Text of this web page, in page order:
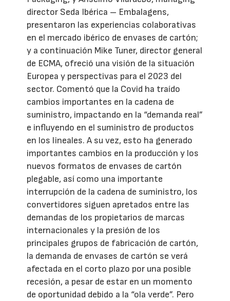
director Seda Ibérica – Embalagens,
presentaron las experiencias colaborativas
en el mercado ibérico de envases de cartón;
y a continuación Mike Tuner, director general
de ECMA, ofreció una visión de la situación
Europea y perspectivas para el 2023 del
sector. Comentó que la Covid ha traído
cambios importantes en la cadena de
suministro, impactando en la “demanda real”
e influyendo en el suministro de productos
en los lineales. A su vez, esto ha generado
importantes cambios en la producción y los
nuevos formatos de envases de cartón
plegable, así como una importante
interrupción de la cadena de suministro, los
convertidores siguen apretados entre las
demandas de los propietarios de marcas
internacionales y la presión de los
principales grupos de fabricación de cartón,
la demanda de envases de cartón se verá
afectada en el corto plazo por una posible
recesión, a pesar de estar en un momento
de oportunidad debido a la “ola verde”. Pero